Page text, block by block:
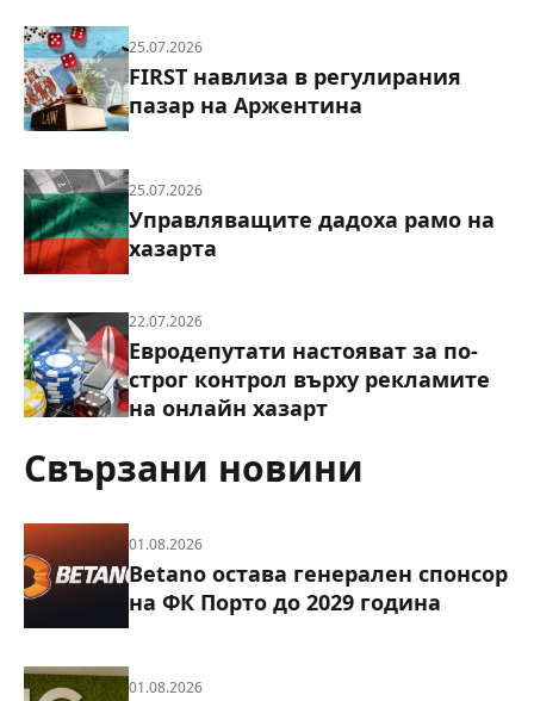
25.07.2026
FIRST навлиза в регулирания
пазар на Аржентина
25.07.2026
Управляващите дадоха рамо на
хазарта
22.07.2026
Евродепутати настояват за по-
строг контрол върху рекламите
на онлайн хазарт
Свързани новини
01.08.2026
Betano остава генерален спонсор
на ФК Порто до 2029 година
01.08.2026